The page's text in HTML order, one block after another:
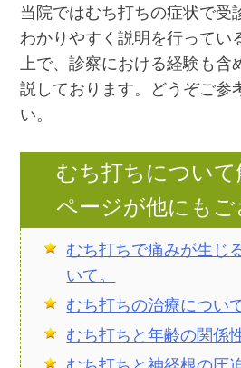
当院ではむち打ちの症状で受
わかりやすく説明を行ってい
上で、診察における経験も
説しております。どうぞご参
い。
むち打ちについ
ページが他にもご
むち打ちで痛みが生じ
いて。
むち打ちの治療について
むち打ちと年齢の関係